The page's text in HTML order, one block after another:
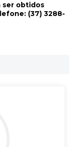
ser obtidos
(37) 3288-